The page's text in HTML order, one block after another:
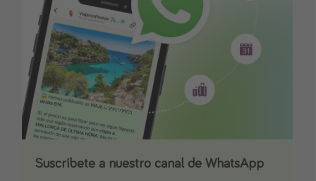
Suscríbete a nuestro canal de WhatsApp
Descarga nuestra app
¡Suscríbete a nuestro canal de Telegram!